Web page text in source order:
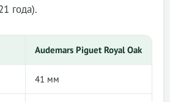
года).
Audemars Piguet Royal Oak
41 мм